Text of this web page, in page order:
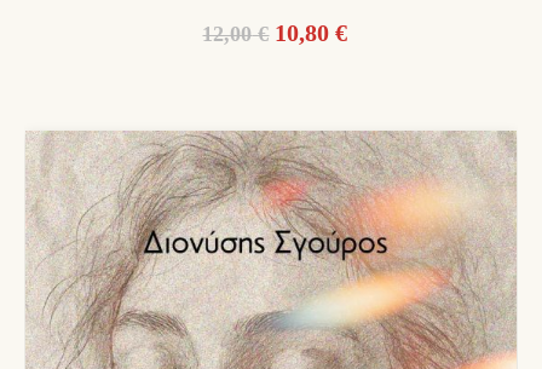
12,00 € Original
12,00 €.
10,80 €Η
είναι:
10,80 €.